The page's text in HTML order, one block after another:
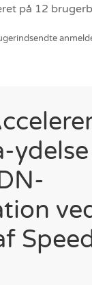
på 12
ydelse